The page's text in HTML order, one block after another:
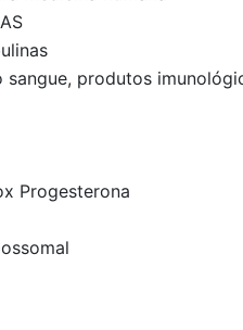
sangue, produtos
Progesterona